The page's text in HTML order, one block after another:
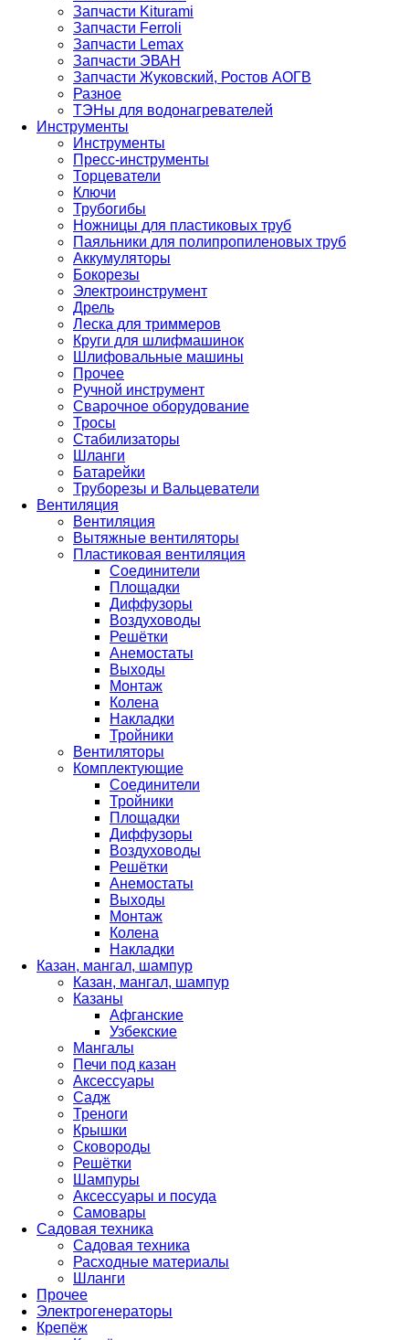
Запчасти Kiturami
Запчасти Ferroli
Запчасти Lemax
Запчасти ЭВАН
Запчасти Жуковский, Ростов АОГВ
Разное
ТЭНы для водонагревателей
Инструменты
Инструменты
Пресс-инструменты
Торцеватели
Ключи
Трубогибы
Ножницы для пластиковых труб
Паяльники для полипропиленовых труб
Аккумуляторы
Бокорезы
Электроинструмент
Дрель
Леска для триммеров
Круги для шлифмашинок
Шлифовальные машины
Прочее
Ручной инструмент
Сварочное оборудование
Тросы
Стабилизаторы
Шланги
Батарейки
Труборезы и Вальцеватели
Вентиляция
Вентиляция
Вытяжные вентиляторы
Пластиковая вентиляция
Соединители
Площадки
Диффузоры
Воздуховоды
Решётки
Анемостаты
Выходы
Монтаж
Колена
Накладки
Тройники
Вентиляторы
Комплектующие
Соединители
Тройники
Площадки
Диффузоры
Воздуховоды
Решётки
Анемостаты
Выходы
Монтаж
Колена
Накладки
Казан, мангал, шампур
Казан, мангал, шампур
Казаны
Афганские
Узбекские
Мангалы
Печи под казан
Аксессуары
Садж
Треноги
Крышки
Сковороды
Решётки
Шампуры
Аксессуары и посуда
Самовары
Садовая техника
Садовая техника
Расходные материалы
Шланги
Прочее
Электрогенераторы
Крепёж